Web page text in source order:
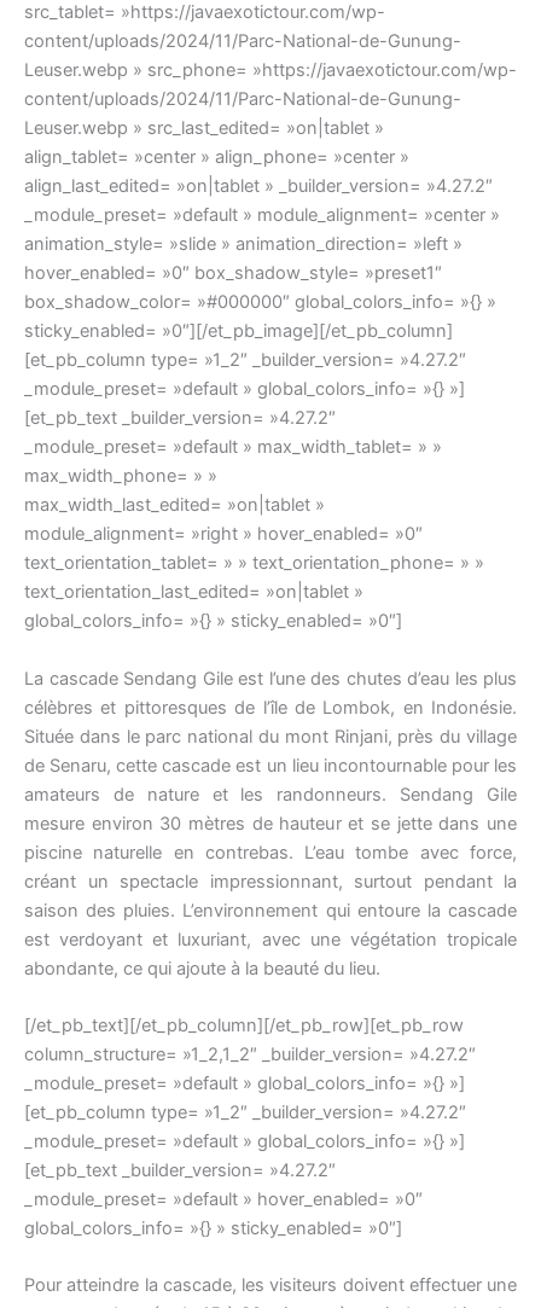
src_tablet= »https://javaexotictour.com/wp-
content/uploads/2024/11/Parc-National-de-Gunung-
Leuser.webp » src_phone= »https://javaexotictour.com/wp-
content/uploads/2024/11/Parc-National-de-Gunung-
Leuser.webp » src_last_edited= »on|tablet »
align_tablet= »center » align_phone= »center »
align_last_edited= »on|tablet » _builder_version= »4.27.2″
_module_preset= »default » module_alignment= »center »
animation_style= »slide » animation_direction= »left »
hover_enabled= »0″ box_shadow_style= »preset1″
box_shadow_color= »#000000″ global_colors_info= »{} »
sticky_enabled= »0″][/et_pb_image][/et_pb_column]
[et_pb_column type= »1_2″ _builder_version= »4.27.2″
_module_preset= »default » global_colors_info= »{} »]
[et_pb_text _builder_version= »4.27.2″
_module_preset= »default » max_width_tablet= » »
max_width_phone= » »
max_width_last_edited= »on|tablet »
module_alignment= »right » hover_enabled= »0″
text_orientation_tablet= » » text_orientation_phone= » »
text_orientation_last_edited= »on|tablet »
global_colors_info= »{} » sticky_enabled= »0″]
La cascade Sendang Gile est l’une des chutes d’eau les plus
célèbres et pittoresques de l’île de Lombok, en Indonésie.
Située dans le parc national du mont Rinjani, près du village
de Senaru, cette cascade est un lieu incontournable pour les
amateurs de nature et les randonneurs. Sendang Gile
mesure environ 30 mètres de hauteur et se jette dans une
piscine naturelle en contrebas. L’eau tombe avec force,
créant un spectacle impressionnant, surtout pendant la
saison des pluies. L’environnement qui entoure la cascade
est verdoyant et luxuriant, avec une végétation tropicale
abondante, ce qui ajoute à la beauté du lieu.
[/et_pb_text][/et_pb_column][/et_pb_row][et_pb_row
column_structure= »1_2,1_2″ _builder_version= »4.27.2″
_module_preset= »default » global_colors_info= »{} »]
[et_pb_column type= »1_2″ _builder_version= »4.27.2″
_module_preset= »default » global_colors_info= »{} »]
[et_pb_text _builder_version= »4.27.2″
_module_preset= »default » hover_enabled= »0″
global_colors_info= »{} » sticky_enabled= »0″]
Pour atteindre la cascade, les visiteurs doivent effectuer une